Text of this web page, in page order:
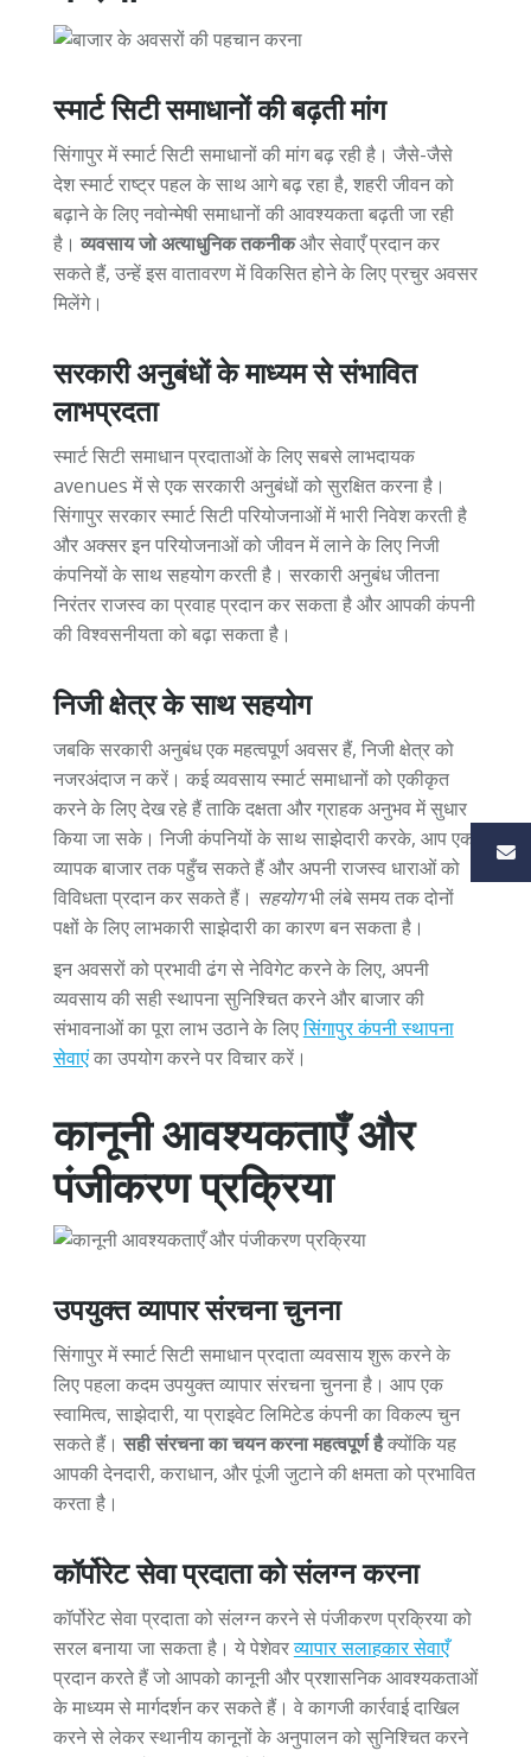
स्मार्ट सिटी समाधानों की बढ़ती मांग
सिंगापुर में स्मार्ट सिटी समाधानों की मांग बढ़ रही है। जैसे-जैसे
देश स्मार्ट राष्ट्र पहल के साथ आगे बढ़ रहा है, शहरी जीवन को
बढ़ाने के लिए नवोन्मेषी समाधानों की आवश्यकता बढ़ती जा रही
है।व्यवसाय जो अत्याधुनिक तकनीकऔर सेवाएँ प्रदान कर
सकते हैं, उन्हें इस वातावरण में विकसित होने के लिए प्रचुर अवसर
मिलेंगे।
सरकारी अनुबंधों के माध्यम से संभावित
लाभप्रदता
स्मार्ट सिटी समाधान प्रदाताओं के लिए सबसे लाभदायक
avenues में से एक सरकारी अनुबंधों को सुरक्षित करना है।
सिंगापुर सरकार स्मार्ट सिटी परियोजनाओं में भारी निवेश करती है
और अक्सर इन परियोजनाओं को जीवन में लाने के लिए निजी
कंपनियों के साथ सहयोग करती है। सरकारी अनुबंध जीतना
निरंतर राजस्व का प्रवाह प्रदान कर सकता है और आपकी कंपनी
की विश्वसनीयता को बढ़ा सकता है।
निजी क्षेत्र के साथ सहयोग
जबकि सरकारी अनुबंध एक महत्वपूर्ण अवसर हैं, निजी क्षेत्र को
नजरअंदाज न करें। कई व्यवसाय स्मार्ट समाधानों को एकीकृत
करने के लिए देख रहे हैं ताकि दक्षता और ग्राहक अनुभव में सुधार
किया जा सके। निजी कंपनियों के साथ साझेदारी करके, आप एक
व्यापक बाजार तक पहुँच सकते हैं और अपनी राजस्व धाराओं को
विविधता प्रदान कर सकते हैं। सहयोगभी लंबे समय तक दोनों
पक्षों के लिए लाभकारी साझेदारी का कारण बन सकता है।
इन अवसरों को प्रभावी ढंग से नेविगेट करने के लिए, अपनी
व्यवसाय की सही स्थापना सुनिश्चित करने और बाजार की
संभावनाओं का पूरा लाभ उठाने के लिएसिंगापुर कंपनी स्थापना
सेवाएंका उपयोग करने पर विचार करें।
कानूनी आवश्यकताएँ और
पंजीकरण प्रक्रिया
उपयुक्त व्यापार संरचना चुनना
सिंगापुर में स्मार्ट सिटी समाधान प्रदाता व्यवसाय शुरू करने के
लिए पहला कदम उपयुक्त व्यापार संरचना चुनना है। आप एक
स्वामित्व, साझेदारी, या प्राइवेट लिमिटेड कंपनी का विकल्प चुन
सकते हैं।सही संरचना का चयन करना महत्वपूर्ण हैक्योंकि यह
आपकी देनदारी, कराधान, और पूंजी जुटाने की क्षमता को प्रभावित
करता है।
कॉर्पोरेट सेवा प्रदाता को संलग्न करना
कॉर्पोरेट सेवा प्रदाता को संलग्न करने से पंजीकरण प्रक्रिया को
सरल बनाया जा सकता है। ये पेशेवरव्यापार सलाहकार सेवाएँ
प्रदान करते हैं जो आपको कानूनी और प्रशासनिक आवश्यकताओं
के माध्यम से मार्गदर्शन कर सकते हैं। वे कागजी कार्रवाई दाखिल
करने से लेकर स्थानीय कानूनों के अनुपालन को सुनिश्चित करने